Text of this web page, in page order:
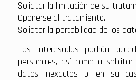
Solicitar la limitación de su
Oponerse al tratamiento.
Solicitar la portabilidad de los
Los interesados podrán
personales, así como a
datos inexactos o, en su